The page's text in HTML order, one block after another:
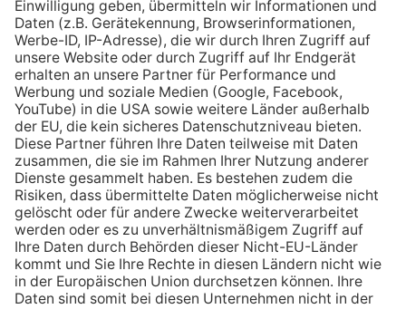
Das könnte Sie auch interessieren: